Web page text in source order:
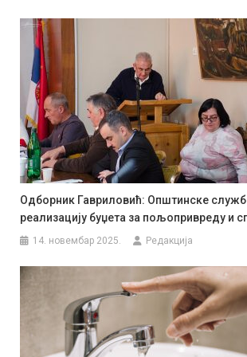
Одборник Гавриловић: Општинске
реализацију буџета за пољопривреду и
14. новембар 2025. Редакција